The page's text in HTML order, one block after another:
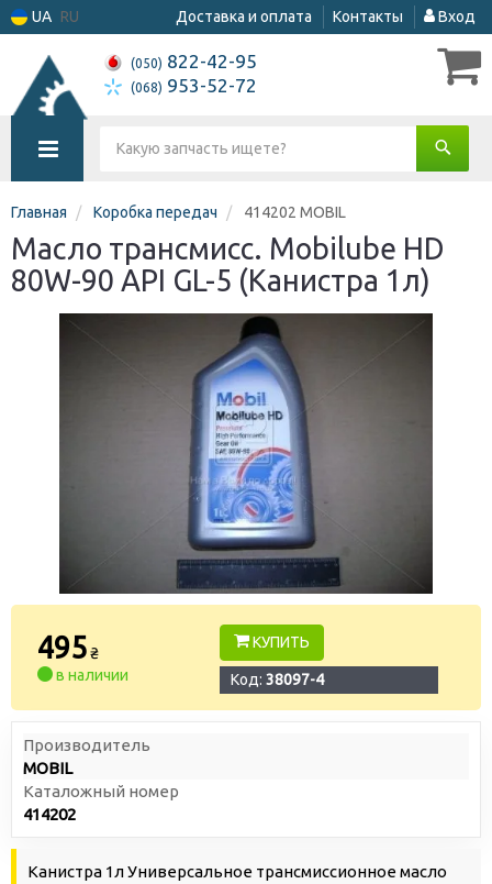
UA RU Доставка и оплата Контакты Вход
(050) 822-42-95
(068) 953-52-72
Главная Коробка передач 414202 MOBIL
Масло трансмисс. Mobilube HD
80W-90 API GL-5 (Канистра 1л)
495₴
в наличии
КУПИТЬ
Код: 38097-4
Производитель
MOBIL
Каталожный номер
414202
Канистра 1л Универсальное трансмиссионное масло